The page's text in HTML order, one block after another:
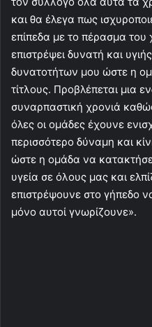
και θα έλεγα πως
επίπεδα με το πέρασμα
επιστρέψει δυνατή και
δυνατοτήτων μου ώστε η
τίτλους. Προβλέπεται μια
συναρπαστική χρονιά
όλες οι ομάδες έχουνε
περισσότερο δύναμη και
ώστε η ομάδα να
υγεία σε όλους μας και
επιστρέψουνε στο γήπεδο
μόνο αυτοί γνωρίζουνε».